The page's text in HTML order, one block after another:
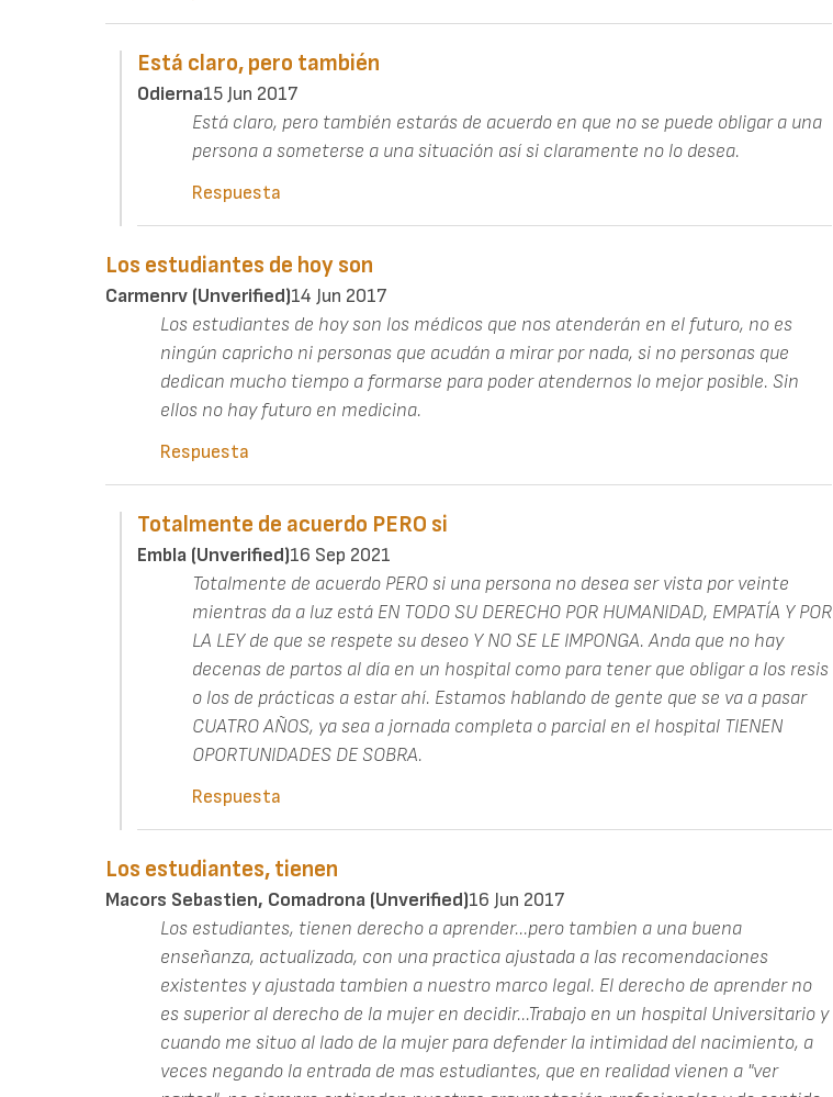
Está claro, pero también
Odierna15 Jun 2017
Está claro, pero también estarás de acuerdo en que no se puede obligar a una
persona a someterse a una situación así si claramente no lo desea.
Respuesta
Los estudiantes de hoy son
Carmenrv (unverified)14 Jun 2017
Los estudiantes de hoy son los médicos que nos atenderán en el futuro, no es
ningún capricho ni personas que acudán a mirar por nada, si no personas que
dedican mucho tiempo a formarse para poder atendernos lo mejor posible. Sin
ellos no hay futuro en medicina.
Respuesta
Totalmente de acuerdo PERO si
Embla (unverified)16 Sep 2021
Totalmente de acuerdo PERO si una persona no desea ser vista por veinte
mientras da a luz está EN TODO SU DERECHO POR HUMANIDAD, EMPATÍA Y POR
LA LEY de que se respete su deseo Y NO SE LE IMPONGA. Anda que no hay
decenas de partos al día en un hospital como para tener que obligar a los resis
o los de prácticas a estar ahí. Estamos hablando de gente que se va a pasar
CUATRO AÑOS, ya sea a jornada completa o parcial en el hospital TIENEN
OPORTUNIDADES DE SOBRA.
Respuesta
Los estudiantes, tienen
Macors Sebastien, Comadrona (unverified)16 Jun 2017
Los estudiantes, tienen derecho a aprender...pero tambien a una buena
enseñanza, actualizada, con una practica ajustada a las recomendaciones
existentes y ajustada tambien a nuestro marco legal. El derecho de aprender no
es superior al derecho de la mujer en decidir...Trabajo en un hospital Universitario y
cuando me situo al lado de la mujer para defender la intimidad del nacimiento, a
veces negando la entrada de mas estudiantes, que en realidad vienen a "ver